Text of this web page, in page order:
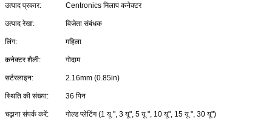
उत्पाद प्रकार: Centronics मिलाप कनेक्टर
उत्पाद रेखा: विजेता संबंधक
लिंग: महिला
कनेक्टर शैली: गोदाम
सर्टरलाइन: 2.16mm (0.85in)
स्थिति की संख्या: 36 पिन
चढ़ाना संपर्क करें: गोल्ड प्लेटिंग (1 यू ", 3 यू", 5 यू ", 10 यू", 15 यू ", 30 यू")